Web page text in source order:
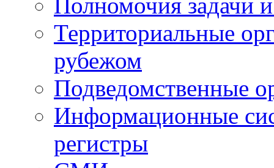
Территориальные
рубежом
Подведомственные
Информационные
регистры